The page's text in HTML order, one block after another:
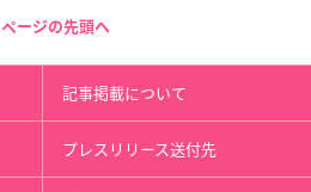
ページの先頭へ
記事掲載について
プレスリリース送付先